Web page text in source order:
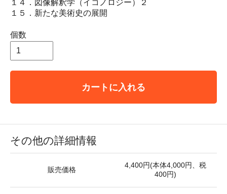
１４．図像解釈学（イコノロジー）２
１５．新たな美術史の展開
個数
カートに入れる
その他の詳細情報
販売価格
4,400円(本体4,000円、税
400円)